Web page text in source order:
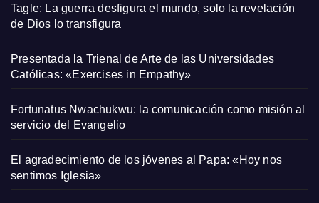
Tagle: La guerra desfigura el mundo, solo la revelación
de Dios lo transfigura
Presentada la Trienal de Arte de las Universidades
Católicas: «Exercises in Empathy»
Fortunatus Nwachukwu: la comunicación como misión al
servicio del Evangelio
El agradecimiento de los jóvenes al Papa: «Hoy nos
sentimos Iglesia»